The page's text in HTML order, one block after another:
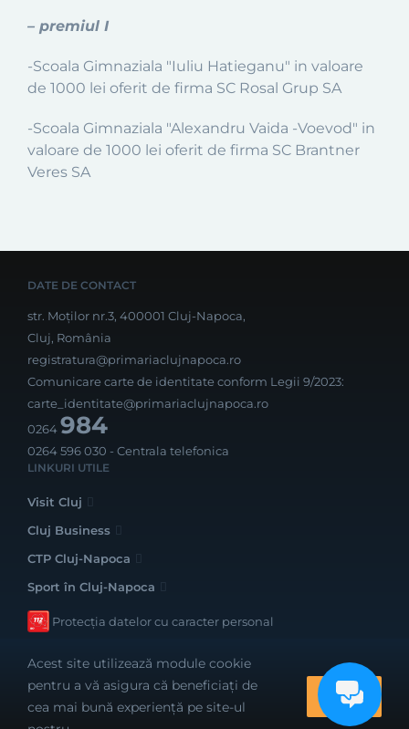
– premiul I
-Scoala Gimnaziala "Iuliu Hatieganu" in valoare
de 1000 lei oferit de firma SC Rosal Grup SA
-Scoala Gimnaziala "Alexandru Vaida -Voevod" in
valoare de 1000 lei oferit de firma SC Brantner
Veres SA
DATE DE CONTACT
str. Moților nr.3, 400001 Cluj-Napoca,
Cluj, România
registratura@primariaclujnapoca.ro
Comunicare carte de identitate conform Legii 9/2023:
carte_identitate@primariaclujnapoca.ro
0264984
0264 596 030 - Centrala telefonica
LINKURI UTILE
Visit Cluj
Cluj Business
CTP Cluj-Napoca
Sport în Cluj-Napoca
Protecția datelor cu caracter personal
Realizat cu bune intenții de către
Acest site utilizează module cookie
pentru a vă asigura că beneficiați de
cea mai bună experiență pe site-ul
OK